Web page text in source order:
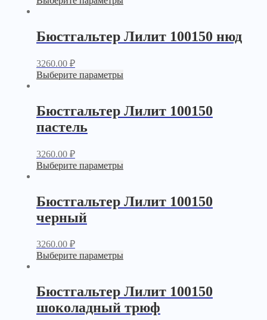
Бюстгальтер Лилит 100150 нюд
3260.00 ₽
Выберите параметры
Бюстгальтер Лилит 100150
пастель
3260.00 ₽
Выберите параметры
Бюстгальтер Лилит 100150
черный
3260.00 ₽
Выберите параметры
Бюстгальтер Лилит 100150
шоколадный трюф